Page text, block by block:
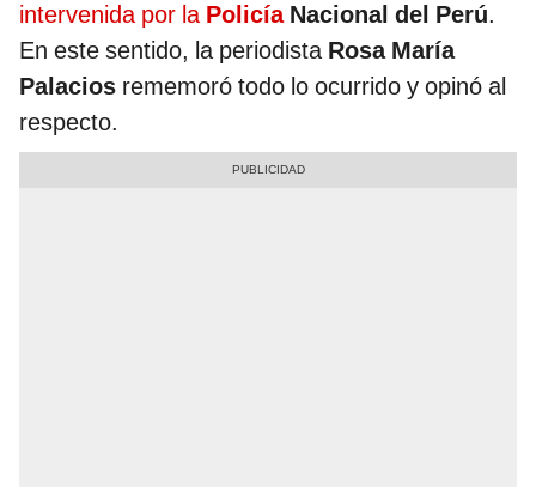
intervenida por la PolicíaNacional del Perú.
En este sentido, la periodista Rosa María
Palacios rememoró todo lo ocurrido y opinó al
respecto.